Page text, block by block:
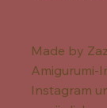
Made by
Amigurumi-
Instagram